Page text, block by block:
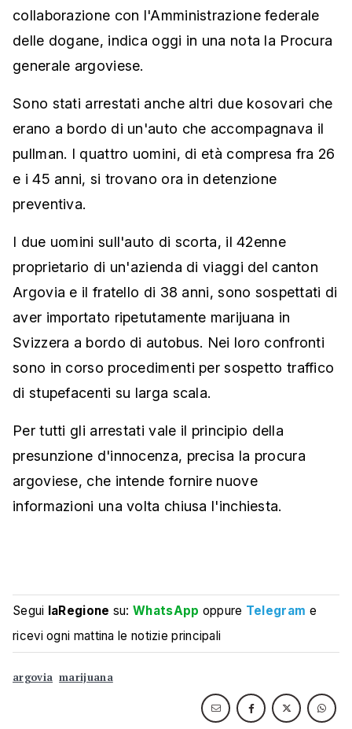
collaborazione con l'Amministrazione federale
delle dogane, indica oggi in una nota la Procura
generale argoviese.
Sono stati arrestati anche altri due kosovari che
erano a bordo di un'auto che accompagnava il
pullman. I quattro uomini, di età compresa fra 26
e i 45 anni, si trovano ora in detenzione
preventiva.
I due uomini sull'auto di scorta, il 42enne
proprietario di un'azienda di viaggi del canton
Argovia e il fratello di 38 anni, sono sospettati di
aver importato ripetutamente marijuana in
Svizzera a bordo di autobus. Nei loro confronti
sono in corso procedimenti per sospetto traffico
di stupefacenti su larga scala.
Per tutti gli arrestati vale il principio della
presunzione d'innocenza, precisa la procura
argoviese, che intende fornire nuove
informazioni una volta chiusa l'inchiesta.
Segui laRegione su:WhatsApp oppure Telegram e
ricevi ogni mattina le notizie principali
argovia marijuana